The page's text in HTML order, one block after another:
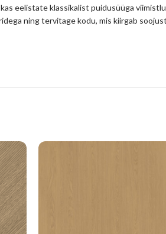
eelistate klassikalist puidusüüga
ning tervitage kodu, mis kiirgab